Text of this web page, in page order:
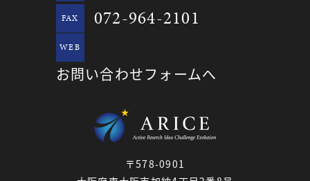
FAX 072-964-2101
WEB
お問い合わせフォームへ
〒578-0901